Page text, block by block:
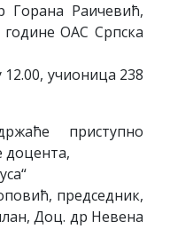
Раичевић,
ОАС Српска
12.00, учионица 238
приступно
доцента,
председник,
Доц. др Невена